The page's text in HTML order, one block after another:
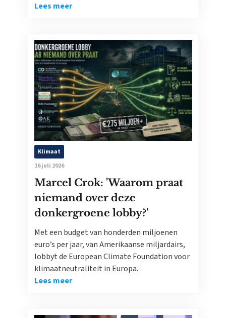
Lees meer
Klimaat
16 juli 2026
Marcel Crok: 'Waarom praat
niemand over deze
donkergroene lobby?'
Met een budget van honderden miljoenen
euro’s per jaar, van Amerikaanse miljardairs,
lobbyt de European Climate Foundation voor
klimaatneutraliteit in Europa.
Lees meer